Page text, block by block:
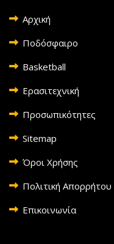
Αρχική
Ποδόσφαιρο
Basketball
Ερασιτεχνική
Προσωπικότητες
Sitemap
Όροι Χρήσης
Πολιτική Απορρήτου
Επικοινωνία